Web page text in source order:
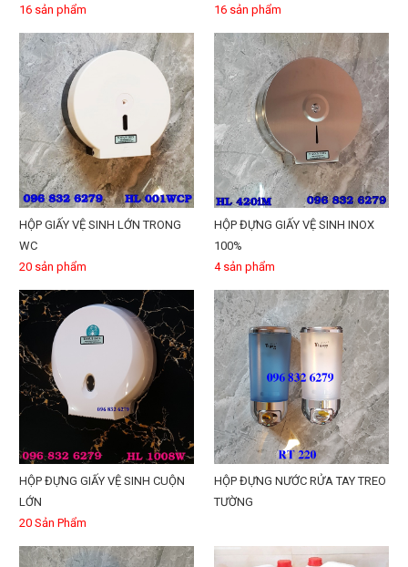
16 sản phẩm
16 sản phẩm
HỘP GIẤY VỆ SINH LỚN TRONG
WC
20 sản phẩm
HỘP ĐỰNG GIẤY VỆ SINH INOX
100%
4 sản phẩm
HỘP ĐỰNG GIẤY VỆ SINH CUỘN
LỚN
20 Sản Phẩm
HỘP ĐỰNG NƯỚC RỬA TAY TREO
TƯỜNG